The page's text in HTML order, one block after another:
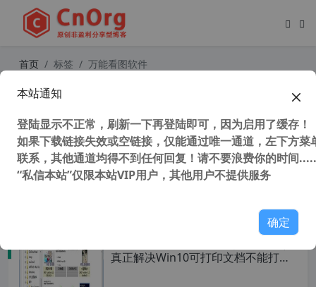
首页 标签 万能看图软件
Honeyview v5.50 蜂蜜浏览器 简单好
档不能打印图片问题
真正解决Win10可打印文档不能打印
本站通知
登陆显示不正常，刷新一下再登陆即可，因为启用了缓存！
如果下载链接失效或空链接，仅能通过唯一通道，左下方菜
联系，其他通道均得不到任何回复！请不要浪费你的时间
“私信本站”仅限本站VIP用户，其他用户不提供服务
确定